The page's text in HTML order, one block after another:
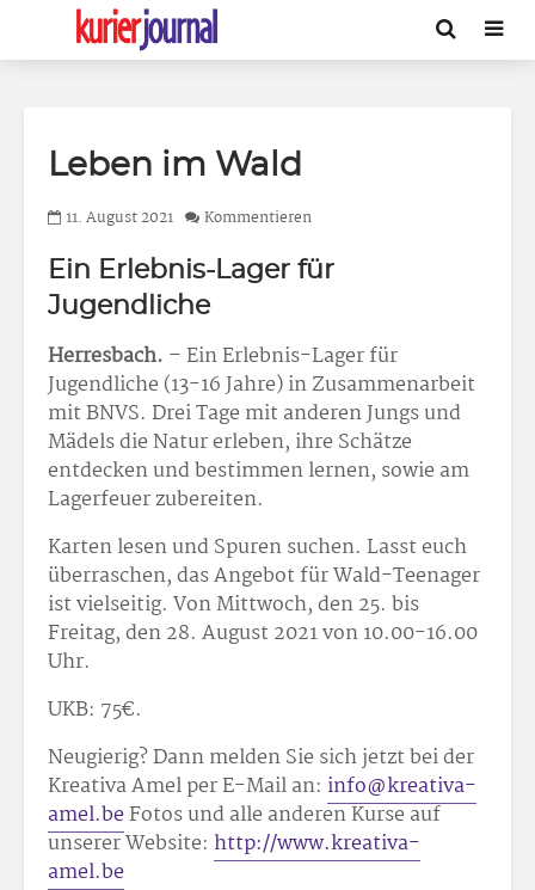
Leben im Wald
11. August 2021 Kommentieren
Ein Erlebnis-Lager für
Jugendliche
Herresbach. – Ein Erlebnis-Lager für
Jugendliche (13-16 Jahre) in Zusammenarbeit
mit BNVS. Drei Tage mit anderen Jungs und
Mädels die Natur erleben, ihre Schätze
entdecken und bestimmen lernen, sowie am
Lagerfeuer zubereiten.
Karten lesen und Spuren suchen. Lasst euch
überraschen, das Angebot für Wald-Teenager
ist vielseitig. Von Mittwoch, den 25. bis
Freitag, den 28. August 2021 von 10.00-16.00
Uhr.
UKB: 75€.
Neugierig? Dann melden Sie sich jetzt bei der
Kreativa Amel per E-Mail an: info@kreativa-
amel.beFotos und alle anderen Kurse auf
unserer Website: http://www.kreativa-
amel.be